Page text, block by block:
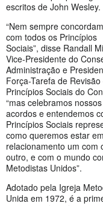
escritos de John Wesley.
“Nem sempre
com todos os Princípios
Sociais”, disse Randall
Vice-Presidente do
Administração e
Força-Tarefa de Revisão
Princípios Sociais do
“mas celebramos nossos
acordos e entendemos
Princípios Sociais
como queremos estar em
relacionamento um com
outro, e com o mundo
Metodistas Unidos”.
Adotado pela Igreja
Unida em 1972, é a